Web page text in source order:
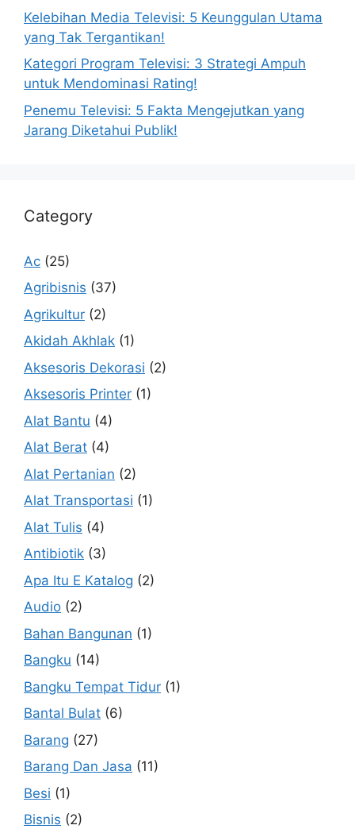
Kelebihan Media Televisi: 5 Keunggulan Utama
yang Tak Tergantikan!
Kategori Program Televisi: 3 Strategi Ampuh
untuk Mendominasi Rating!
Penemu Televisi: 5 Fakta Mengejutkan yang
Jarang Diketahui Publik!
Category
Ac (25)
Agribisnis (37)
Agrikultur (2)
Akidah Akhlak (1)
Aksesoris Dekorasi (2)
Aksesoris Printer (1)
Alat Bantu (4)
Alat Berat (4)
Alat Pertanian (2)
Alat Transportasi (1)
Alat Tulis (4)
Antibiotik (3)
Apa Itu E Katalog (2)
Audio (2)
Bahan Bangunan (1)
Bangku (14)
Bangku Tempat Tidur (1)
Bantal Bulat (6)
Barang (27)
Barang Dan Jasa (11)
Besi (1)
Bisnis (2)